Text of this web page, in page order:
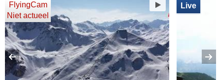
FlyingCam
Niet actueel
Live